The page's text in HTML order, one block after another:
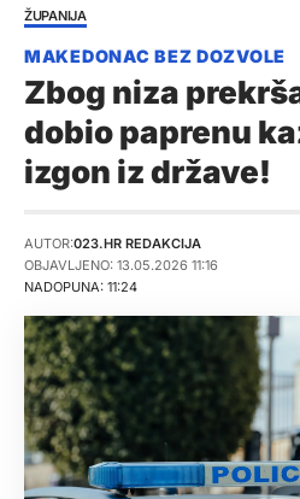
ŽUPANIJA
Zbog niza
dobio paprenu
izgon iz države!
NADOPUNA: 11:24
AUTOR:023.HR REDAKCIJA
OBJAVLJENO: 13.05.2026 11:16